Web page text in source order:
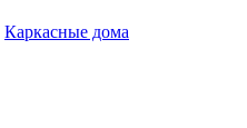
Каркасные дома